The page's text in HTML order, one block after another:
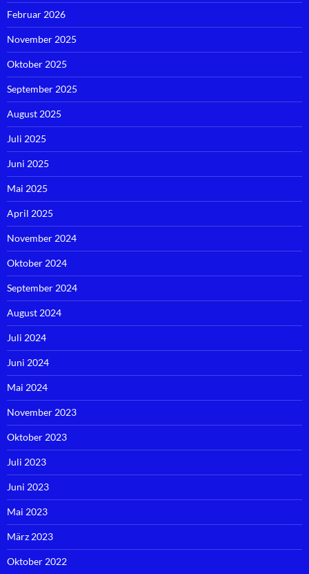
Februar 2026
November 2025
Oktober 2025
September 2025
August 2025
Juli 2025
Juni 2025
Mai 2025
April 2025
November 2024
Oktober 2024
September 2024
August 2024
Juli 2024
Juni 2024
Mai 2024
November 2023
Oktober 2023
Juli 2023
Juni 2023
Mai 2023
März 2023
Oktober 2022